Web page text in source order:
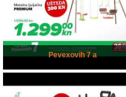
Pevexovih 7 a